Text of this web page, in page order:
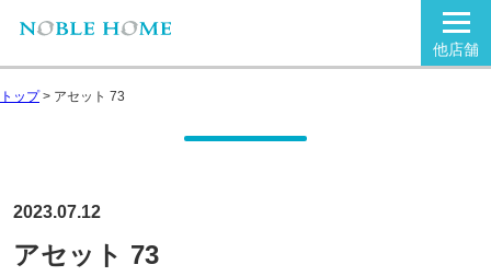
他店舗
トップ> アセット 73
2023.07.12
アセット 73